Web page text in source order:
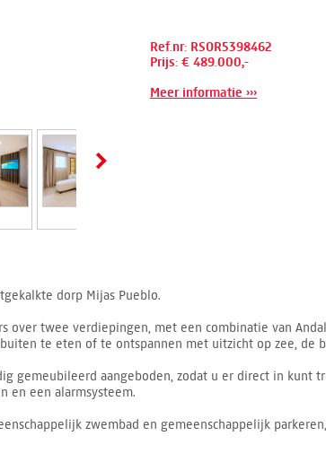
Ref.nr: RSOR5398462
Prijs: € 489.000,-
Meer informatie ›››
dorp Mijas Pueblo.
over twee verdiepingen, met een combinatie van
te eten of te ontspannen met uitzicht op zee, de
gemeubileerd aangeboden, zodat u er direct in kunt
en een alarmsysteem.
zwembad en gemeenschappelijk